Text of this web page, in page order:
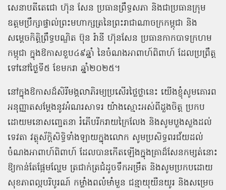
សេនាបតីតេជោ ហ៊ុន សែន ប្រធានព្រឹទ្ធសភា និងជាប្រធានក្រុម
ឧត្តមប្រឹក្សាផ្ទាល់ព្រះមហាក្សត្រនៃព្រះរាជាណាចក្រកម្ពុជា និង
សម្ដេចកិត្តិព្រឹទ្ធបណ្ឌិត ប៊ុន រ៉ានី ហ៊ុនសែន ប្រធានកាកបាទក្រហម
កម្ពុជា ក្នុងឱកាសខួប៤៩ឆ្នាំ នៃចំណងអាពាហ៍ពិពាហ៍ ដែលប្រព្រឹត្ត
ទៅនៅថ្ងៃទី៥ ខែមករា ឆ្នាំ២០២៥។
នៅក្នុងឱកាសដ៏សិរីមង្គលាភិរម្យប្រសើរថ្លៃថ្លានេះ យើងខ្ញុំសូមគោរព
អនុញ្ញាតសម្តែងនូវអំណរសាទរ យ៉ាងស្មោះអស់ពីដួងចិត្ត ប្រកប
ដោយមនោសញ្ចេតនា រំភើបរីករាយក្រៃលែង និងសូមបួងសួងដល់
ទេវតា វត្ថុស័ក្តិសិទ្ធិទាំងឡាយក្នុងលោក សូមប្រសិទ្ធពរជ័យដល់
ចំណងអាពាហ៍ពិពាហ៍ ដែលបានកើតឡើងក្នុងគ្រាដ៏សែនកម្សត់នោះ
ឱ្យកាន់តែផ្អែមល្ហែម ត្រជាក់ត្រជំដូចទឹកអម្រឹត និងសូមប្រកបដោយ
សុខភាពល្អបរិបូរណ៍ កម្លាំងពលំមាំមួន ជន្មាយុយឺនយូរ និងសម្រេច